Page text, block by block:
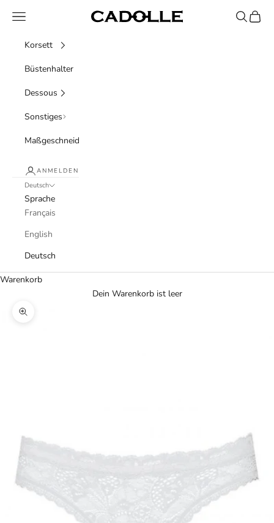
Cadolle
Menü Suchen
Korsett
Büstenhalter
Dessous
Sonstiges
Maßgeschneidert
ANMELDEN
Deutsch
Sprache
Français
English
Deutsch
Warenkorb
Dein Warenkorb ist leer
Bild vergrößern